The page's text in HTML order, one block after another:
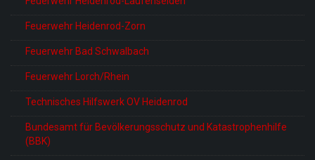
Feuerwehr Heidenrod-Zorn
Feuerwehr Bad Schwalbach
Feuerwehr Lorch/Rhein
Technisches Hilfswerk OV Heidenrod
Bundesamt für Bevölkerungsschutz und Katastrophenhilfe
(BBK)